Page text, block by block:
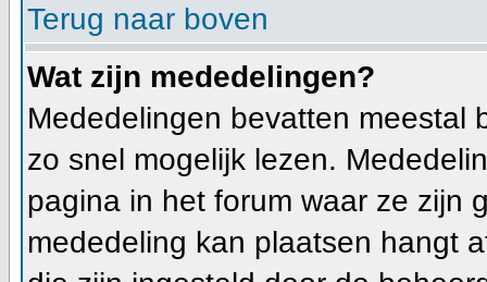
Terug naar boven
Wat zijn mededelingen?
Mededelingen bevatten meestal
zo snel mogelijk lezen.
pagina in het forum waar ze zijn
mededeling kan plaatsen hangt